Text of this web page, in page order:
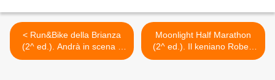
< Run&Bike della Brianza
(2^ ed.). Andrà in scena il
prossimo 8 luglio, su due
Moonlight Half Marathon
(2^ ed.). Il keniano Robert
Chemosin frantuma il